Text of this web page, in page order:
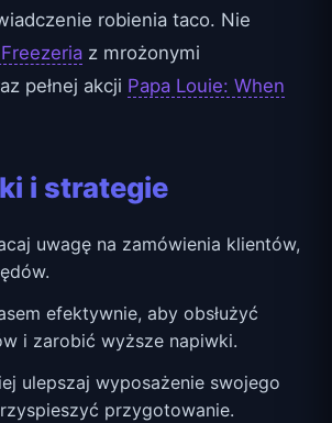
robienia taco. Nie
z mrożonymi
pełnej akcji Papa Louie: When
i strategie
uwagę na zamówienia klientów,
efektywnie, aby obsłużyć
i zarobić wyższe napiwki.
ulepszaj wyposażenie swojego
przygotowanie.